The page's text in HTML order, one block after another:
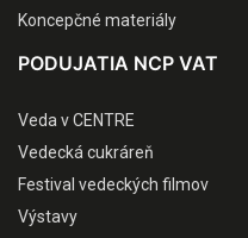
Koncepčné materiály
PODUJATIA NCP VAT
Veda v CENTRE
Vedecká cukráreň
Festival vedeckých filmov
Výstavy